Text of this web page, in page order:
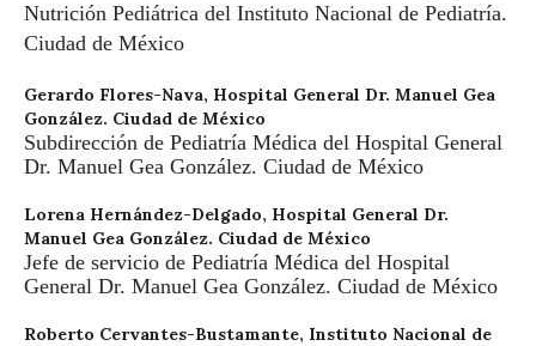
Nutrición Pediátrica del Instituto Nacional de Pediatría.
Ciudad de México
Gerardo Flores-Nava, Hospital General Dr. Manuel Gea
González. Ciudad de México
Subdirección de Pediatría Médica del Hospital General
Dr. Manuel Gea González. Ciudad de México
Lorena Hernández-Delgado, Hospital General Dr.
Manuel Gea González. Ciudad de México
Jefe de servicio de Pediatría Médica del Hospital
General Dr. Manuel Gea González. Ciudad de México
Roberto Cervantes-Bustamante, Instituto Nacional de